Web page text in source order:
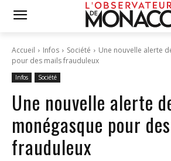
Accueil Infos Société
Une nouvelle alerte
pour des mails frauduleux
Infos Société
Une nouvelle alerte
monégasque pour
frauduleux